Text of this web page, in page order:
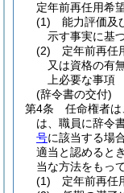
定年前再任用希
(1)
能力評価及
示す事実に基
(2)
定年前再任
又は資格の有
上必要な事項
(辞令書の交付)
第4条
任命権者は
は、職員に辞令
号に該当する場
適当と認めると
当な方法をもっ
(1)
定年前再任